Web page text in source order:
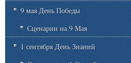
9 мая День Победы
Сценарии на 9 Мая
1 сентября День Знаний